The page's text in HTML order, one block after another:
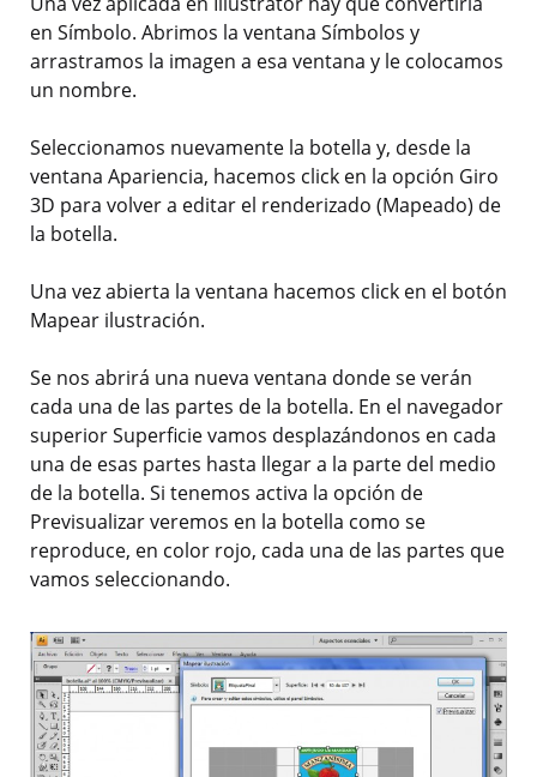
en Símbolo. Abrimos la ventana Símbolos y
arrastramos la imagen a esa ventana y le colocamos
un nombre.
Seleccionamos nuevamente la botella y, desde la
ventana Apariencia, hacemos click en la opción Giro
3D para volver a editar el renderizado (Mapeado) de
la botella.
Una vez abierta la ventana hacemos click en el botón
Mapear ilustración.
Se nos abrirá una nueva ventana donde se verán
cada una de las partes de la botella. En el navegador
superior Superficie vamos desplazándonos en cada
una de esas partes hasta llegar a la parte del medio
de la botella. Si tenemos activa la opción de
Previsualizar veremos en la botella como se
reproduce, en color rojo, cada una de las partes que
vamos seleccionando.